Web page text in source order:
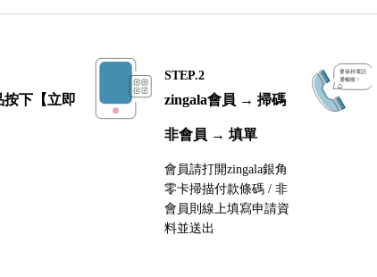
按下【立即
STEP.2
zingala會員 → 掃碼
非會員 → 填單
會員請打開zingala銀角
零卡掃描付款條碼 / 非
會員則線上填寫申請資
料並送出